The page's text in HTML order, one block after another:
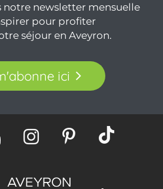
notre newsletter mensuelle
pour profiter
séjour en Aveyron.
ici